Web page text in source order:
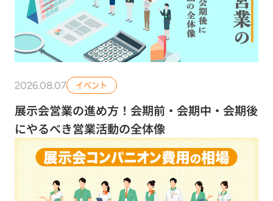
2026.08.07 イベント
展示会営業の進め方！会期前・会期中・会期後
にやるべき営業活動の全体像